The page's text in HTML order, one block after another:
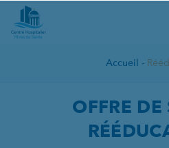
Accueil -
OFFRE DE